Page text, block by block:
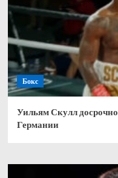
Бокс
Уильям Скулл
Германии